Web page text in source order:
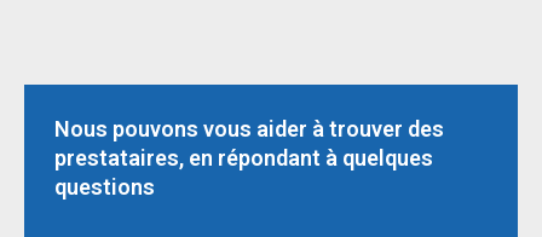
Nous pouvons vous aider à trouver des
prestataires, en répondant à quelques
questions